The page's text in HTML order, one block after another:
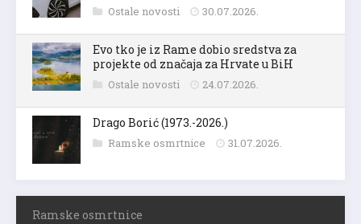
Ostale novosti 30.07.2026.
Evo tko je iz Rame dobio sredstva za
projekte od značaja za Hrvate u BiH
Ostale novosti 24.07.2026.
Drago Borić (1973.-2026.)
Ramske osmrtnice 31.07.2026.
Ramske osmrtnice